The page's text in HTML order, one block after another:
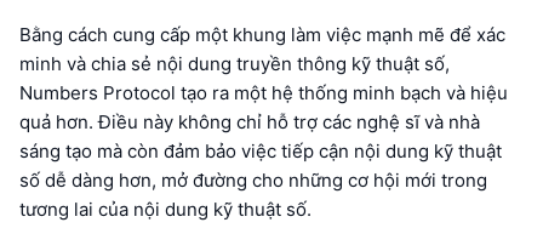
Bằng cách cung cấp một khung làm việc mạnh mẽ để xác
minh và chia sẻ nội dung truyền thông kỹ thuật số,
Numbers Protocol tạo ra một hệ thống minh bạch và hiệu
quả hơn. Điều này không chỉ hỗ trợ các nghệ sĩ và nhà
sáng tạo mà còn đảm bảo việc tiếp cận nội dung kỹ thuật
số dễ dàng hơn, mở đường cho những cơ hội mới trong
tương lai của nội dung kỹ thuật số.